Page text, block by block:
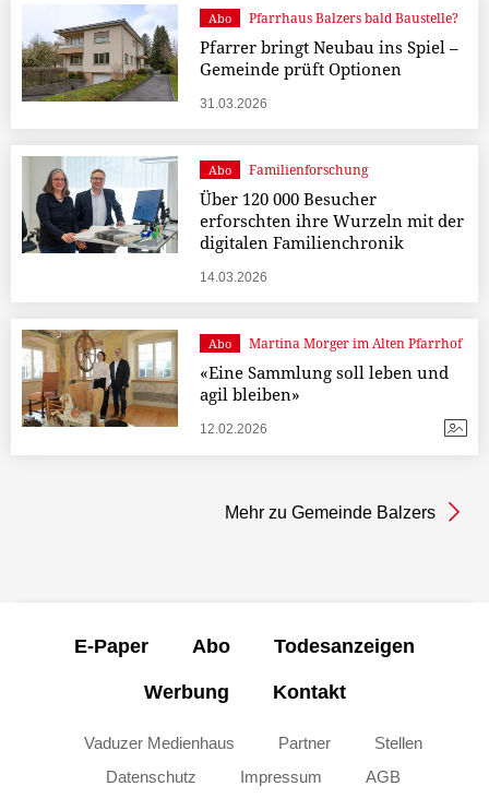
Abo Pfarrhaus Balzers bald Baustelle?
Pfarrer bringt Neubau ins Spiel –
Gemeinde prüft Optionen
31.03.2026
Abo Familienforschung
Über 120 000 Besucher
erforschten ihre Wurzeln mit der
digitalen Familienchronik
14.03.2026
Abo Martina Morger im Alten Pfarrhof
«Eine Sammlung soll leben und
agil bleiben»
12.02.2026
Mehr zu Gemeinde Balzers
E-Paper Abo Todesanzeigen
Werbung Kontakt
Vaduzer Medienhaus Partner
Stellen
Datenschutz
Impressum AGB